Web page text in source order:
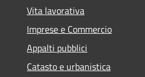
Vita lavorativa
Imprese e Commercio
Appalti pubblici
Catasto e urbanistica